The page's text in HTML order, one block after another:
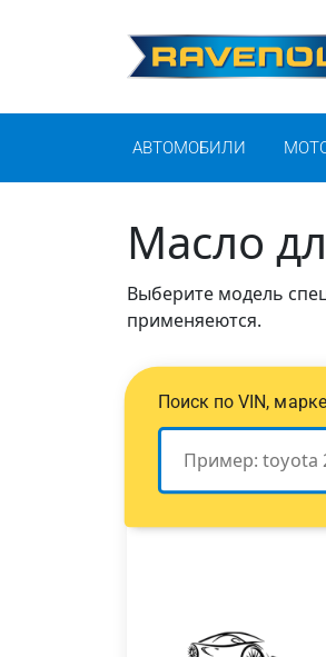
АВТОМОБИЛИ
Масло
Выберите модель
применяеются.
Поиск по VIN,